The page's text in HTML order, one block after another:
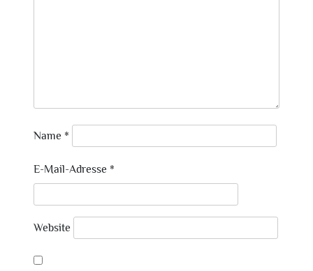
Name *
E-Mail-Adresse *
Website